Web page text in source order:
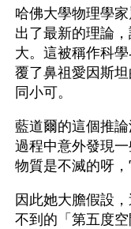
哈佛大學物理學
出了最新的理論
大。這被稱作科
覆了鼻祖愛因斯
同小可。
藍道爾的這個推
過程中意外發現
物質是不滅的呀，
因此她大膽假設
不到的「第五度